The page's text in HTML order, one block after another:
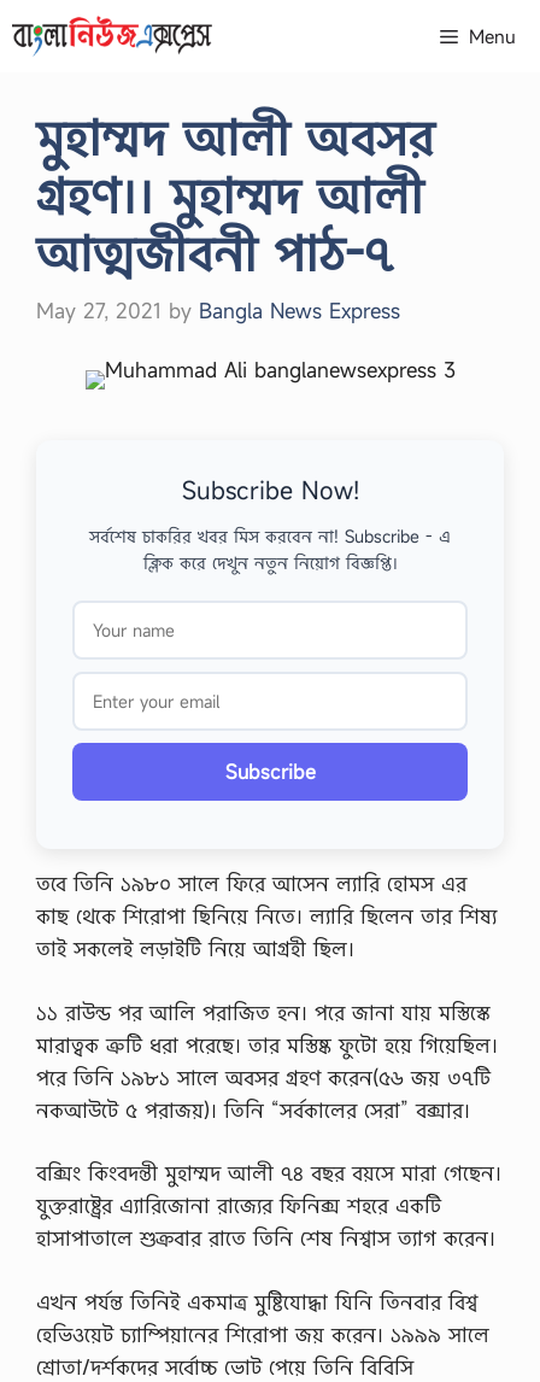
to
Menu
মুহাম্মদ আলী অবসর
গ্রহণ।। মুহাম্মদ আলী
আত্মজীবনী পাঠ-৭
May 27, 2021 by Bangla News Express
Subscribe Now!
সর্বশেষ চাকরির খবর মিস করবেন না! Subscribe - এ
ক্লিক করে দেখুন নতুন নিয়োগ বিজ্ঞপ্তি।
Subscribe
তবে তিনি ১৯৮০ সালে ফিরে আসেন ল্যারি হোমস এর
কাছ থেকে শিরোপা ছিনিয়ে নিতে। ল্যারি ছিলেন তার শিষ্য
তাই সকলেই লড়াইটি নিয়ে আগ্রহী ছিল।
১১ রাউন্ড পর আলি পরাজিত হন। পরে জানা যায় মস্তিস্কে
মারাত্বক ত্রুটি ধরা পরেছে। তার মস্তিষ্ক ফুটো হয়ে গিয়েছিল।
পরে তিনি ১৯৮১ সালে অবসর গ্রহণ করেন(৫৬ জয় ৩৭টি
নকআউটে ৫ পরাজয়)। তিনি “সর্বকালের সেরা” বক্সার।
বক্সিং কিংবদন্তী মুহাম্মদ আলী ৭৪ বছর বয়সে মারা গেছেন।
যুক্তরাষ্ট্রের এ্যারিজোনা রাজ্যের ফিনিক্স শহরে একটি
হাসাপাতালে শুক্রবার রাতে তিনি শেষ নিশ্বাস ত্যাগ করেন।
এখন পর্যন্ত তিনিই একমাত্র মুষ্টিযোদ্ধা যিনি তিনবার বিশ্ব
হেভিওয়েট চ্যাম্পিয়ানের শিরোপা জয় করেন। ১৯৯৯ সালে
শ্রোতা/দর্শকদের সর্বোচ্চ ভোট পেয়ে তিনি বিবিসি